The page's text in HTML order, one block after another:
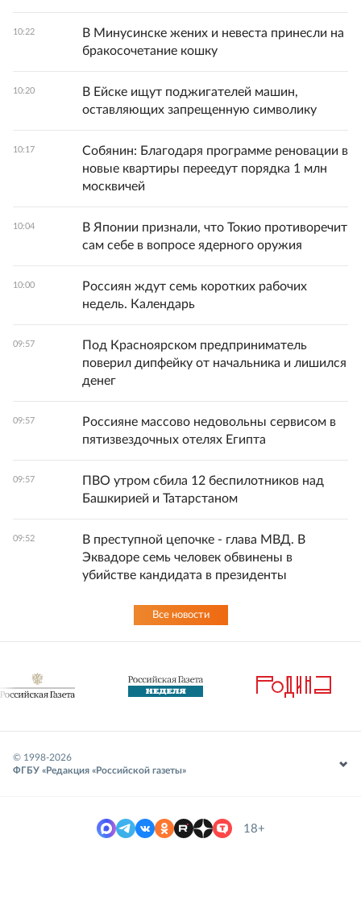
10:22
В Минусинске жених и невеста принесли на
бракосочетание кошку
10:20
В Ейске ищут поджигателей машин,
оставляющих запрещенную символику
10:17
Собянин: Благодаря программе реновации в
новые квартиры переедут порядка 1 млн
москвичей
10:04
В Японии признали, что Токио противоречит
сам себе в вопросе ядерного оружия
10:00
Россиян ждут семь коротких рабочих
недель. Календарь
09:57
Под Красноярском предприниматель
поверил дипфейку от начальника и лишился
денег
09:57
Россияне массово недовольны сервисом в
пятизвездочных отелях Египта
09:57
ПВО утром сбила 12 беспилотников над
Башкирией и Татарстаном
09:52
В преступной цепочке - глава МВД. В
Эквадоре семь человек обвинены в
убийстве кандидата в президенты
Все новости
© 1998-2026
ФГБУ «Редакция «Российской газеты»
18+